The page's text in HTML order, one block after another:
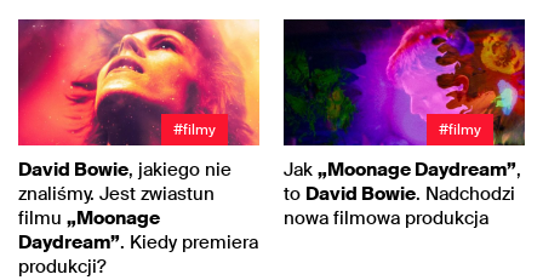
#filmy
David Bowie, jakiego nie
znaliśmy. Jest zwiastun
filmu „Moonage
Daydream”. Kiedy premiera
produkcji?
#filmy
Jak „Moonage Daydream”,
to David Bowie. Nadchodzi
nowa filmowa produkcja